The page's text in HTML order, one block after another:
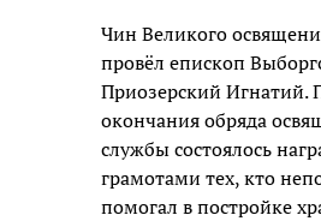
Чин Великого
провёл епископ
Приозерский Игнатий.
окончания обряда
службы состоялось
грамотами тех, кто
помогал в постройке